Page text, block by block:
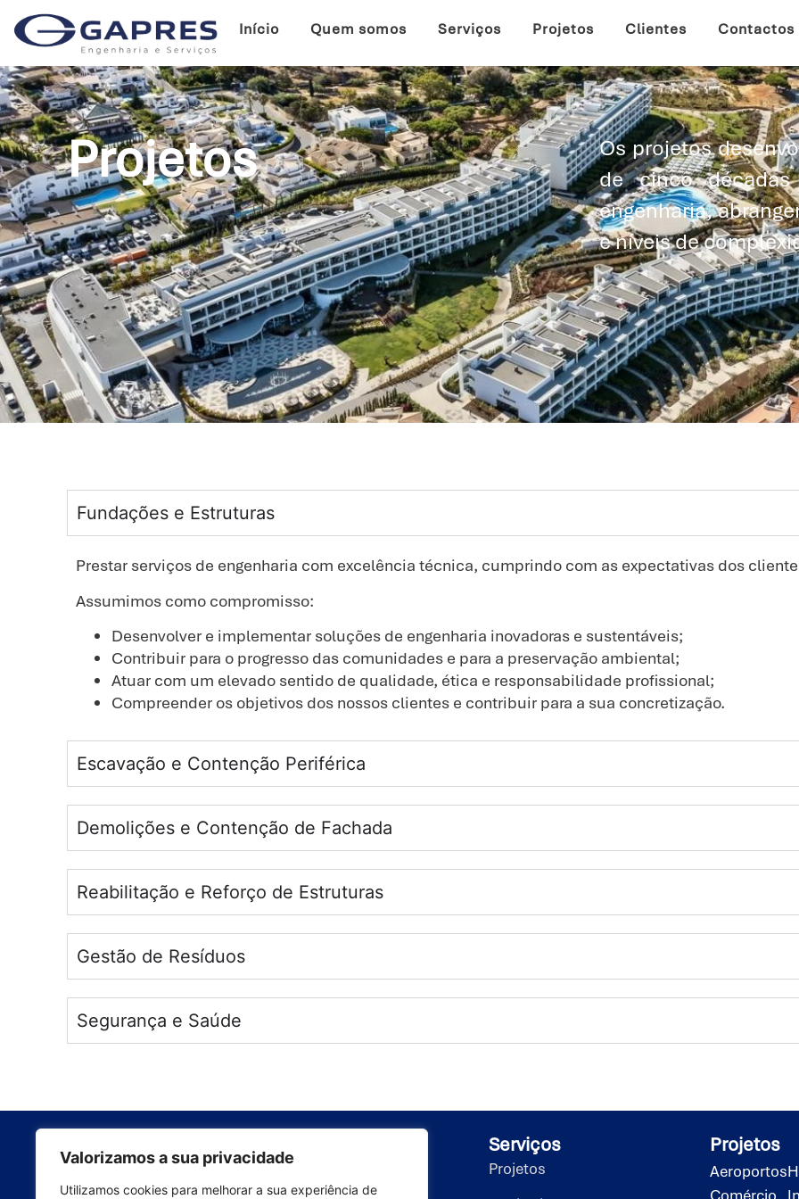
Valorizamos a sua privacidade
Utilizamos cookies para melhorar a sua experiência de
Início Quem somos Serviços Projetos Clientes Contactos
Projetos
Os projetos
de cinco
engenharia,
e níveis de
Fundações e Estruturas
Prestar serviços de engenharia com excelência técnica, cumprindo com as expectativas dos
Assumimos como compromisso:
Desenvolver e implementar soluções de engenharia inovadoras e sustentáveis;
Contribuir para o progresso das comunidades e para a preservação ambiental;
Atuar com um elevado sentido de qualidade, ética e responsabilidade profissional;
Compreender os objetivos dos nossos clientes e contribuir para a sua concretização.
Escavação e Contenção Periférica
Demolições e Contenção de Fachada
Reabilitação e Reforço de Estruturas
Gestão de Resíduos
Segurança e Saúde
Quem somos
Serviços
Projetos
Projetos
Aeroportos